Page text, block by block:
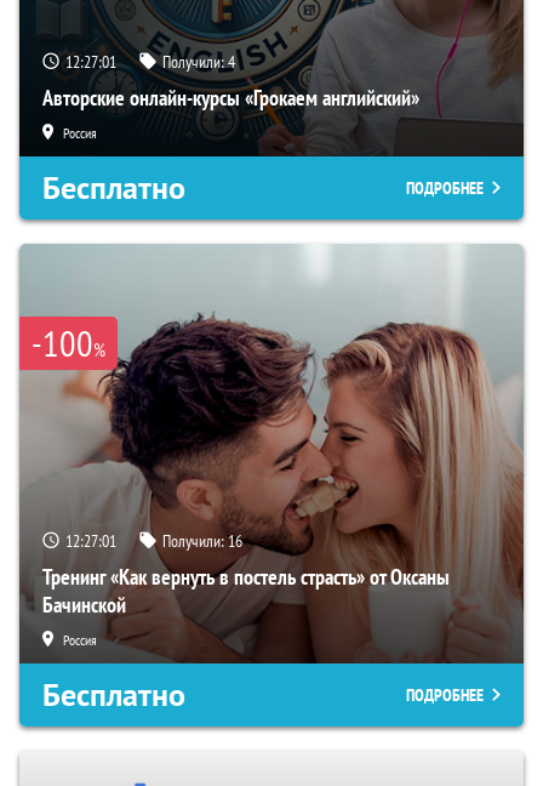
12:27:00 Получили:4
Авторские онлайн-курсы «Грокаем английский»
Россия
Бесплатно ПОДРОБНЕЕ
-100%
12:27:00 Получили:16
Тренинг «Как вернуть в постель страсть» от Оксаны
Бачинской
Россия
Бесплатно ПОДРОБНЕЕ